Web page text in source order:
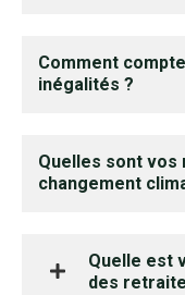
Comment
inégalités ?
Quelles sont
changement
Quelle est
des